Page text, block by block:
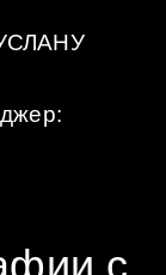
с